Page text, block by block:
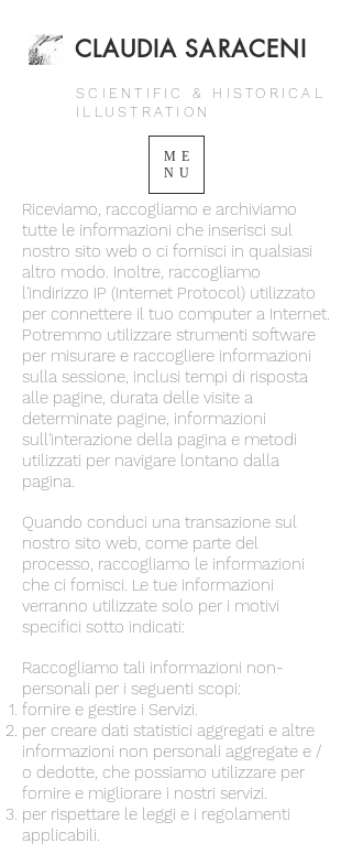
SCIENTIFIC & HISTORICAL
ILLUSTRATION
ME
NU
CLAUDIA SARACENI
Riceviamo, raccogliamo e archiviamo
tutte le informazioni che inserisci sul
nostro sito web o ci fornisci in qualsiasi
altro modo. Inoltre, raccogliamo
l'indirizzo IP (Internet Protocol) utilizzato
per connettere il tuo computer a Internet.
Potremmo utilizzare strumenti software
per misurare e raccogliere informazioni
sulla sessione, inclusi tempi di risposta
alle pagine, durata delle visite a
determinate pagine, informazioni
sull'interazione della pagina e metodi
utilizzati per navigare lontano dalla
pagina.
Quando conduci una transazione sul
nostro sito web, come parte del
processo, raccogliamo le informazioni
che ci fornisci. Le tue informazioni
verranno utilizzate solo per i motivi
specifici sotto indicati:
Raccogliamo tali informazioni non-
personali per i seguenti scopi:
fornire e gestire i Servizi.
per creare dati statistici aggregati e altre
informazioni non personali aggregate e /
o dedotte, che possiamo utilizzare per
fornire e migliorare i nostri servizi.
per rispettare le leggi e i regolamenti
applicabili.